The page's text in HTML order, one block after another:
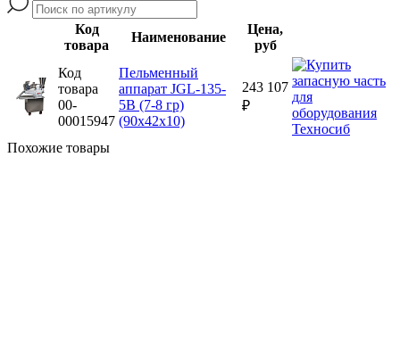
Код
товара
Наименование
Цена,
руб
Код
товара
00-
00015947
Пельменный
аппарат JGL-135-
5B (7-8 гр)
(90х42х10)
243 107
₽
Похожие товары